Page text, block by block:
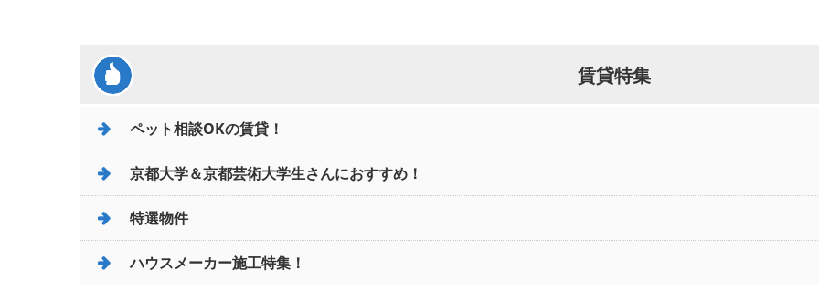
賃貸特集
ペット相談OKの賃貸！
京都大学＆京都芸術大学生さんにおすすめ！
特選物件
ハウスメーカー施工特集！